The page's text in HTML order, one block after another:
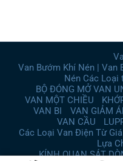
Van Bướm Khí Nén | Van
Nén Các Loại
BỘ ĐÓNG MỞ VAN
VAN MỘT CHIỀU
VAN BI
VAN GIẢM
VAN CẦU
Các Loại Van Điện Từ
Lựa
KÍNH QUAN SÁT